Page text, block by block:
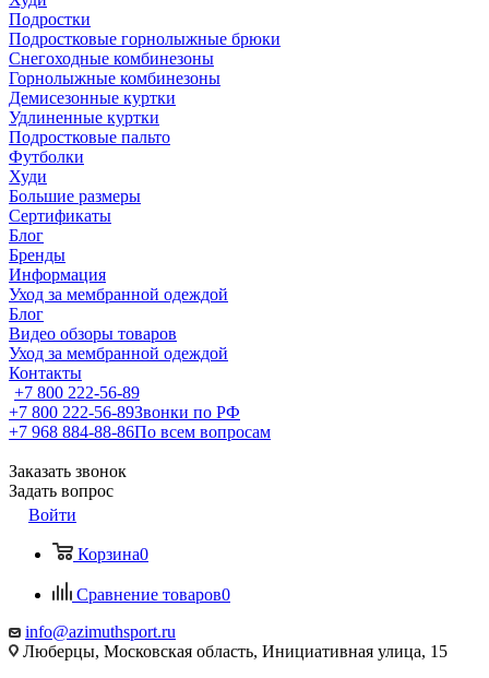
Подростки
Подростковые горнолыжные брюки
Снегоходные комбинезоны
Горнолыжные комбинезоны
Демисезонные куртки
Удлиненные куртки
Подростковые пальто
Футболки
Худи
Большие размеры
Сертификаты
Блог
Бренды
Информация
Уход за мембранной одеждой
Блог
Видео обзоры товаров
Уход за мембранной одеждой
Контакты
+7 800 222-56-89
+7 800 222-56-89Звонки по РФ
+7 968 884-88-86По всем вопросам
Заказать звонок
Задать вопрос
Войти
Корзина0
Сравнение товаров0
info@azimuthsport.ru
Люберцы, Московская область, Инициативная улица, 15